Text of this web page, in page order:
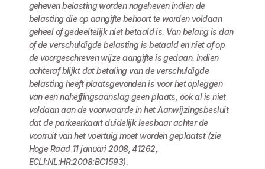
geheven belasting worden nageheven indien de
belasting die op aangifte behoort te worden voldaan
geheel of gedeeltelijk niet betaald is. Van belang is dan
of de verschuldigde belasting is betaald en niet of op
de voorgeschreven wijze aangifte is gedaan. Indien
achteraf blijkt dat betaling van de verschuldigde
belasting heeft plaatsgevonden is voor het opleggen
van een naheffingsaanslag geen plaats, ook al is niet
voldaan aan de voorwaarde in het Aanwijzingsbesluit
dat de parkeerkaart duidelijk leesbaar achter de
voorruit van het voertuig moet worden geplaatst (zie
Hoge Raad 11 januari 2008, 41262,
ECLI:NL:HR:2008:BC1593).